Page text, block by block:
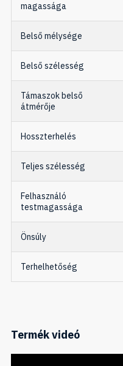
magassága
Belső mélysége
Belső szélesség
Támaszok belső
átmérője
Hosszterhelés
Teljes szélesség
Felhasználó
testmagassága
Önsúly
Terhelhetőség
Termék videó